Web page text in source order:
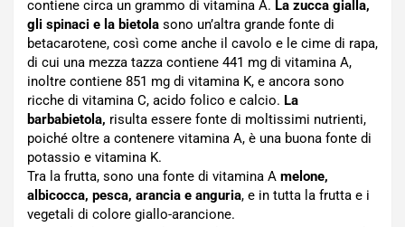
contiene circa un grammo di vitamina A. La zucca gialla,
gli spinaci e la bietola sono un’altra grande fonte di
betacarotene, così come anche il cavolo e le cime di rapa,
di cui una mezza tazza contiene 441 mg di vitamina A,
inoltre contiene 851 mg di vitamina K, e ancora sono
ricche di vitamina C, acido folico e calcio. La
barbabietola, risulta essere fonte di moltissimi nutrienti,
poiché oltre a contenere vitamina A, è una buona fonte di
potassio e vitamina K.
Tra la frutta, sono una fonte di vitamina A melone,
albicocca, pesca, arancia e anguria, e in tutta la frutta e i
vegetali di colore giallo-arancione.